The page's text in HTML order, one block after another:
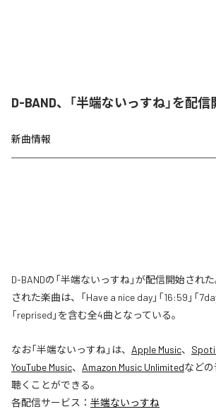
D-BAND、「半端ないっすね」を配信
新曲情報
D-BANDの「半端ないっすね」が配信開始され
された楽曲は、「Have a nice day」「16:59」「
「reprised」を含む全4曲となっている。
なお「半端ないっすね」は、 Apple Music、
YouTube Music、 Amazon Music Unlimitedなど
聴くことができる。
各配信サービス： 半端ないっすね